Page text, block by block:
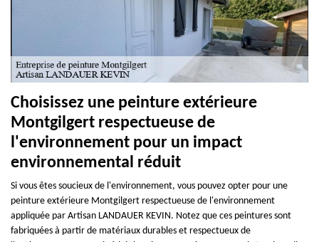
Choisissez une peinture extérieure
Montgilgert respectueuse de
l'environnement pour un impact
environnemental réduit
Si vous êtes soucieux de l'environnement, vous pouvez opter pour une
peinture extérieure Montgilgert respectueuse de l'environnement
appliquée par Artisan LANDAUER KEVIN. Notez que ces peintures sont
fabriquées à partir de matériaux durables et respectueux de